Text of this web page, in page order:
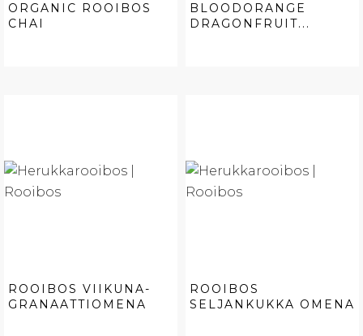
ORGANIC ROOIBOS
CHAI
BLOODORANGE
DRAGONFRUIT...
ROOIBOS VIIKUNA-
GRANAATTIOMENA
ROOIBOS
SELJANKUKKA OMENA